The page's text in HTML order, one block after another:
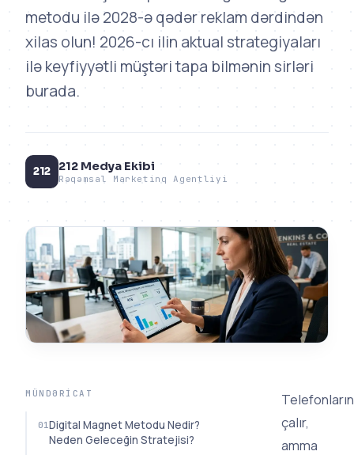
metodu ilə 2028-ə qədər reklam dərdindən
xilas olun! 2026-cı ilin aktual strategiyaları
ilə keyfiyyətli müştəri tapa bilmənin sirləri
burada.
212 212 Medya Ekibi
Rəqəmsal Marketinq Agentliyi
MÜNDƏRICAT
Digital Magnet Metodu Nedir?
Neden Geleceğin Stratejisi?
çalır,
amma